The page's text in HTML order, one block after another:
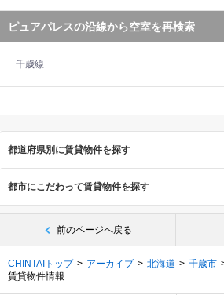
ピュアパレスの沿線から空室を再検索
千歳線
都道府県別に賃貸物件を探す
都市にこだわって賃貸物件を探す
前のページへ戻る
CHINTAIトップ アーカイブ 北海道 千歳市
賃貸物件情報